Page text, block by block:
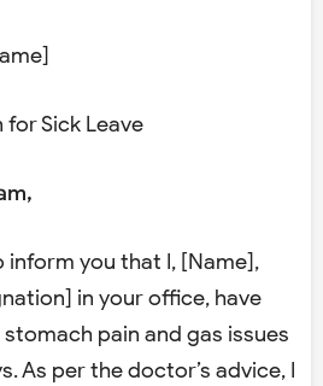
Sick Leave
inform you that I, [Name],
in your office, have
pain and gas issues
As per the doctor’s advice, I